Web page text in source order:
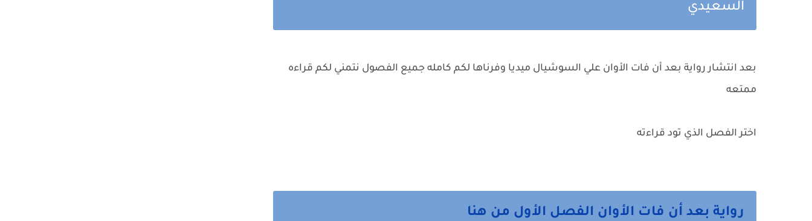
السعيدي
بعد انتشار رواية بعد أن فات الأوان علي السوشيال ميديا وفرناها لكم كامله جميع الفصول نتمني لكم قراءه
ممتعه
اختر الفصل الذي تود قراءته
رواية بعد أن فات الأوان الفصل الأول من هنا